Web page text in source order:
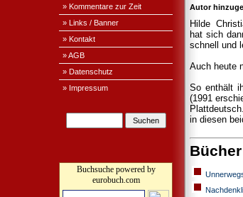
» Kommentare zur Zeit
» Links / Banner
» Kontakt
» AGB
» Datenschutz
» Impressum
Buchsuche powered by
eurobuch.com
Autor
Hilde
hat sich
schnell und
Auch heute
So enthält
(1991
in diesen